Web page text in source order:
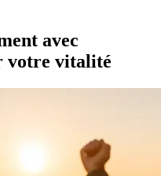
avec
votre vitalité